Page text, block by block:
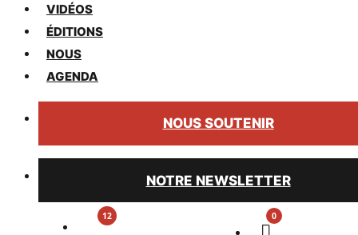
VIDÉOS
ÉDITIONS
NOUS
AGENDA
NOUS SOUTENIR
NOTRE NEWSLETTER
0